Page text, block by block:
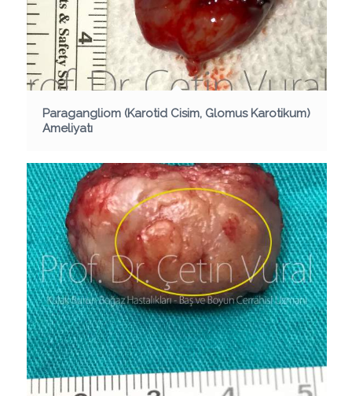
Paragangliom (Karotid Cisim, Glomus Karotikum)
Ameliyatı